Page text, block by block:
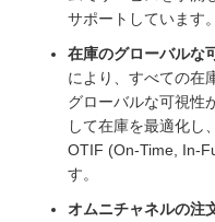
サポートしています。
在庫のグローバルな
により、すべての在
グローバルな可視性
して在庫を最適化し
OTIF (On-Time, In-
す。
オムニチャネルの注